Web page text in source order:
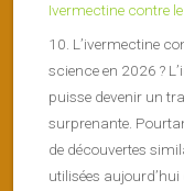
Ivermectine contre
10. L’ivermectine
science en 2026 ?
puisse devenir un
surprenante.
de découvertes
utilisées aujourd’hui